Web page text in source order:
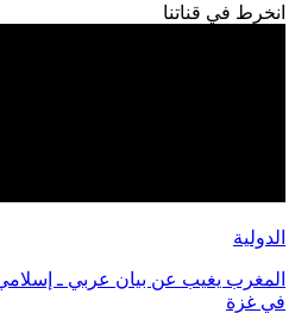
انخرط في قناتنا
الدولية
المغرب يغيب عن بيان عربي ـ إسلامي
في غزة